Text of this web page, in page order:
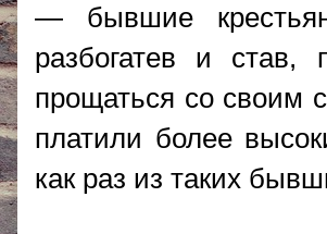
— бывшие
разбогатев и
прощаться со своим
платили более
как раз из таких